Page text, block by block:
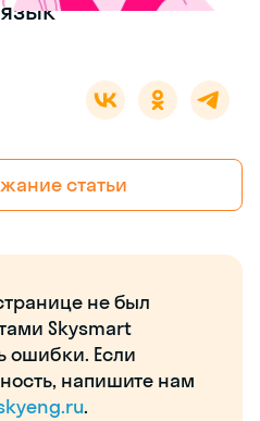
статьи
не был
Skysmart
ошибки. Если
напишите нам
.